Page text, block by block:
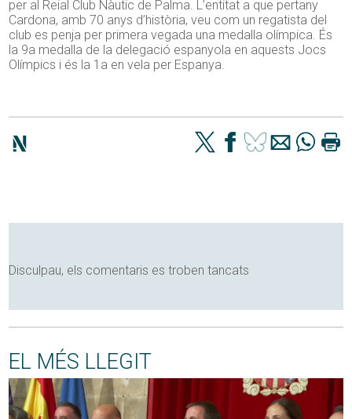
per al Reial Club Nàutic de Palma. L’entitat a que pertany
Cardona, amb 70 anys d’història, veu com un regatista del
club es penja per primera vegada una medalla olímpica. És
la 9a medalla de la delegació espanyola en aquests Jocs
Olímpics i és la 1a en vela per Espanya.
Disculpau, els comentaris es troben tancats
EL MÉS LLEGIT